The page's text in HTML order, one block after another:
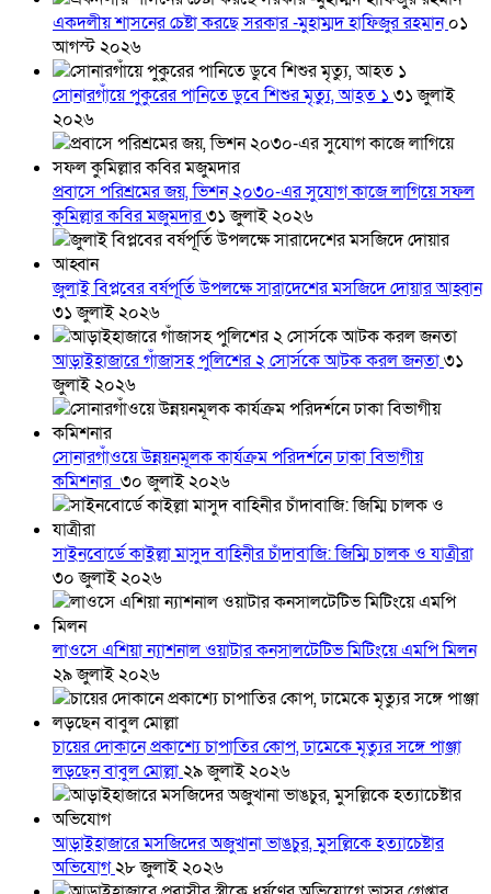
একদলীয় শাসনের চেষ্টা করছে সরকার -মুহাম্মদ হাফিজুর রহমান০১
আগস্ট ২০২৬
সোনারগাঁয়ে পুকুরের পানিতে ডুবে শিশুর মৃত্যু, আহত ১ ৩১ জুলাই
২০২৬
প্রবাসে পরিশ্রমের জয়, ভিশন ২০৩০-এর সুযোগ কাজে লাগিয়ে সফল
কুমিল্লার কবির মজুমদার৩১ জুলাই ২০২৬
জুলাই বিপ্লবের বর্ষপূর্তি উপলক্ষে সারাদেশের মসজিদে দোয়ার আহ্বান
৩১ জুলাই ২০২৬
আড়াইহাজারে গাঁজাসহ পুলিশের ২ সোর্সকে আটক করল জনতা৩১
জুলাই ২০২৬
সোনারগাঁওয়ে উন্নয়নমূলক কার্যক্রম পরিদর্শনে ঢাকা বিভাগীয়
কমিশনার ৩০ জুলাই ২০২৬
সাইনবোর্ডে কাইল্লা মাসুদ বাহিনীর চাঁদাবাজি: জিম্মি চালক ও যাত্রীরা
৩০ জুলাই ২০২৬
লাওসে এশিয়া ন্যাশনাল ওয়াটার কনসালটেটিভ মিটিংয়ে এমপি মিলন
২৯ জুলাই ২০২৬
চায়ের দোকানে প্রকাশ্যে চাপাতির কোপ, ঢামেকে মৃত্যুর সঙ্গে পাঞ্জা
লড়ছেন বাবুল মোল্লা২৯ জুলাই ২০২৬
আড়াইহাজারে মস‌জি‌দের অজুখানা ভাঙচুর, মুসল্লিকে হত্যাচেষ্টার
অভিযোগ২৮ জুলাই ২০২৬